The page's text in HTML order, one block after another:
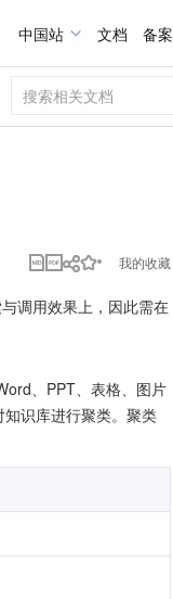
中国站 文档 备案
我的收藏
调用效果上，因此需在
、PPT、表格、图片
识库进行聚类。聚类